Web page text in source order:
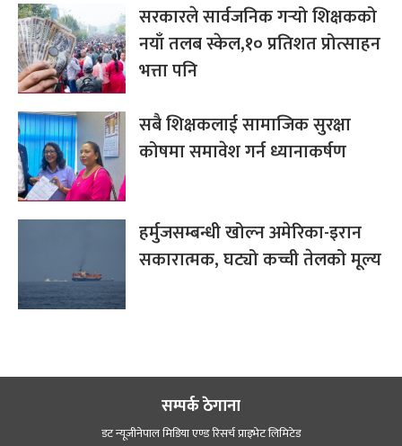
सरकारले सार्वजनिक गर्‍यो शिक्षकको
नयाँ तलब स्केल,१० प्रतिशत प्रोत्साहन
भत्ता पनि
सबै शिक्षकलाई सामाजिक सुरक्षा
कोषमा समावेश गर्न ध्यानाकर्षण
हर्मुजसम्बन्धी खोल्न अमेरिका-इरान
सकारात्मक, घट्यो कच्ची तेलको मूल्य
सम्पर्क ठेगाना
डट न्यूजीनेपाल मिडिया एण्ड रिसर्च प्राइभेट लिमिटेड